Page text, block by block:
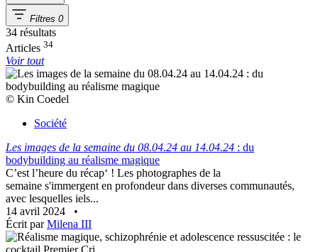
Filtres 0
34 résultats
Articles 34
Voir tout
© Kin Coedel
Société
Les images de la semaine du 08.04.24 au 14.04.24 : du
bodybuilding au réalisme magique
C’est l’heure du récap‘ ! Les photographes de la
semaine s'immergent en profondeur dans diverses communautés,
avec lesquelles iels...
14 avril 2024
•
Écrit parMilena III